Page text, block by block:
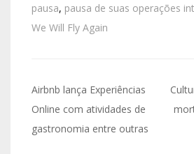
pausa, pausa de suas operações
We Will Fly Again
Airbnb lança Experiências
Online com atividades de
gastronomia entre outras